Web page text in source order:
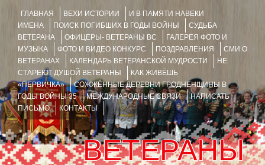
ГЛАВНАЯ ВЕХИ ИСТОРИИ
И В ПАМЯТИ НАВЕКИ
ИМЕНА
ПОИСК ПОГИБШИХ В ГОДЫ ВОЙНЫ
СУДЬБА
ВЕТЕРАНА
ОФИЦЕРЫ- ВЕТЕРАНЫ ВС
ГАЛЕРЕЯ ФОТО И
МУЗЫКА
ФОТО И ВИДЕО КОНКУРС ПОЗДРАВЛЕНИЯ
СМИ О
ВЕТЕРАНАХ
КАЛЕНДАРЬ ВЕТЕРАНСКОЙ МУДРОСТИ
НЕ
СТАРЕЮТ ДУШОЙ ВЕТЕРАНЫ
КАК ЖИВЁШЬ
«ПЕРВИЧКА»
СОЖЖЁННЫЕ ДЕРЕВНИ ГРОДНЕНЩИНЫ В
ГОДЫ ВОЙНЫ 35
МЕЖДУНАРОДНЫЕ СВЯЗИ
НАПИСАТЬ
ПИСЬМО
КОНТАКТЫ
ВЕТЕРАНЫ